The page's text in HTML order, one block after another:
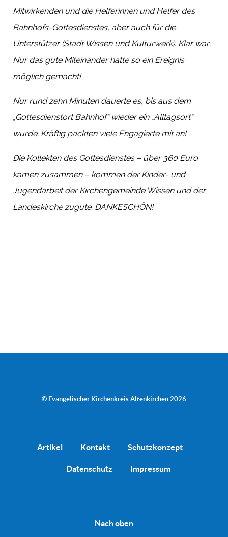
Mitwirkenden und die Helferinnen und Helfer des
Bahnhofs-Gottesdienstes, aber auch für die
Unterstützer (Stadt Wissen und Kulturwerk). Klar war:
Nur das gute Miteinander hatte so ein Ereignis
möglich gemacht!
Nur rund zehn Minuten dauerte es, bis aus dem
„Gottesdienstort Bahnhof“ wieder ein „Alltagsort“
wurde. Kräftig packten viele Engagierte mit an!
DieKollekten des Gottesdienstes – über 360 Euro
kamen zusammen – kommen der Kinder- und
Jugendarbeit der Kirchengemeinde Wissen und der
Landeskirche zugute. DANKESCHÖN!
© Evangelischer Kirchenkreis Altenkirchen 2026
Artikel Kontakt Schutzkonzept
Datenschutz Impressum
Nach oben